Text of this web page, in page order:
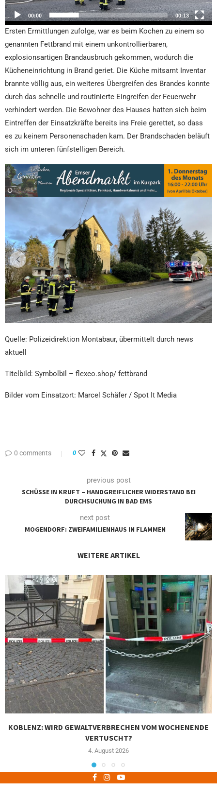
00:00 00:13
Ersten Ermittlungen zufolge, war es beim Kochen zu einem so
genannten Fettbrand mit einem unkontrollierbaren,
explosionsartigen Brandausbruch gekommen, wodurch die
Kücheneinrichtung in Brand geriet. Die Küche mitsamt Inventar
brannte völlig aus, ein weiteres Übergreifen des Brandes konnte
durch das schnelle und routinierte Eingreifen der Feuerwehr
verhindert werden. Die Bewohner des Hauses hatten sich beim
Eintreffen der Einsatzkräfte bereits ins Freie gerettet, so dass
es zu keinem Personenschaden kam. Der Brandschaden beläuft
sich im unteren fünfstelligen Bereich.
Quelle: Polizeidirektion Montabaur, übermittelt durch news
aktuell
Titelbild: Symbolbil – flexeo.shop/ fettbrand
Bilder vom Einsatzort: Marcel Schäfer / Spot It Media
0 comments 0
previous post
SCHÜSSE IN KRUFT – HANDGREIFLICHER WIDERSTAND BEI
DURCHSUCHUNG IN BAD EMS
next post
MOGENDORF: ZWEIFAMILIENHAUS IN FLAMMEN
WEITERE ARTIKEL
KOBLENZ: WIRD GEWALTVERBRECHEN VOM WOCHENENDE
VERTUSCHT?
4. August 2026